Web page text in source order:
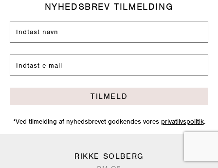
NYHEDSBREV TILMELDING
TILMELD
*Ved tilmelding af nyhedsbrevet godkendes vores privatlivspolitik.
RIKKE SOLBERG